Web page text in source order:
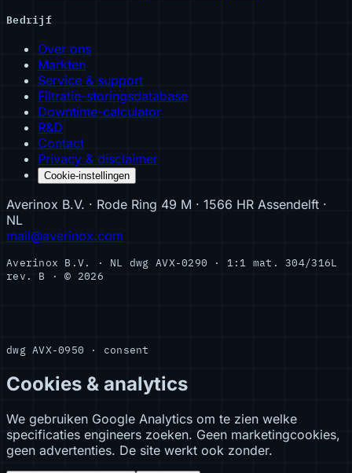
Bedrijf
Over ons
Markten
Service & support
Filtratie-storingsdatabase
Downtime-calculator
R&D
Contact
Privacy & disclaimer
Cookie-instellingen
Averinox B.V. · Rode Ring 49 M · 1566 HR Assendelft ·
NL
mail@averinox.com
Averinox B.V. · NL dwg AVX-0290 · 1:1 mat. 304/316L
rev. B · © 2026
dwg AVX-0950 · consent
Cookies & analytics
We gebruiken Google Analytics om te zien welke
specificaties engineers zoeken. Geen marketingcookies,
geen advertenties. De site werkt ook zonder.